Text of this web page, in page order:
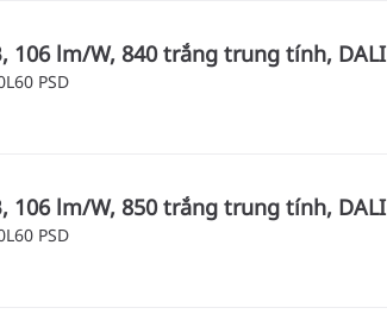
106 lm/W, 840 trắng trung tính, DALI
PSD
106 lm/W, 850 trắng trung tính, DALI
PSD